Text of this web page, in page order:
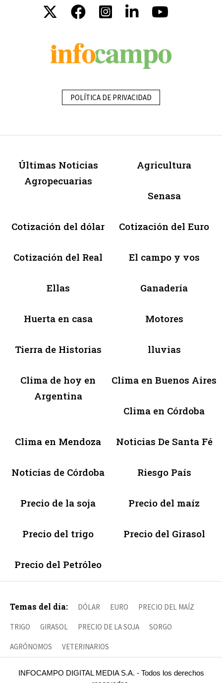
POLÍTICA DE PRIVACIDAD
Últimas Noticias
Agropecuarias
Agricultura
Senasa
Cotización del dólar Cotización del Euro
Cotización del Real El campo y vos
Ellas Ganadería
Huerta en casa Motores
Tierra de Historias lluvias
Clima de hoy en
Argentina
Clima en Buenos Aires
Clima en Córdoba
Clima en Mendoza Noticias De Santa Fé
Noticias de Córdoba Riesgo País
Precio de la soja Precio del maíz
Precio del trigo Precio del Girasol
Precio del Petróleo
Temas del día: DÓLAR EURO PRECIO DEL MAÍZ
TRIGO GIRASOL PRECIO DE LA SOJA SORGO
AGRÓNOMOS VETERINARIOS
INFOCAMPO DIGITAL MEDIA S.A. - Todos los derechos